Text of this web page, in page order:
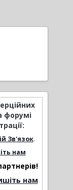
форумі
Зв'язок.
нам
нам